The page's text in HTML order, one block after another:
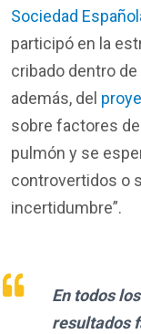
Sociedad
participó en la
cribado dentro
además, del
sobre factores
pulmón y se
controvertidos o
incertidumbre”.
En todos
resultados